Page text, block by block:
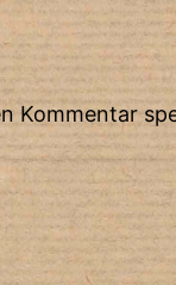
Kommentar